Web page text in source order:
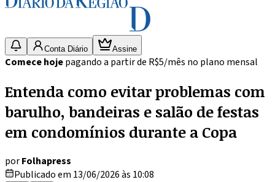
Conta Diário Assine
Comece hojepagando a partir de R$5/mês no plano mensal
Entenda como evitar problemas com
barulho, bandeiras e salão de festas
em condomínios durante a Copa
porFolhapress
Publicado em 13/06/2026 às 10:08